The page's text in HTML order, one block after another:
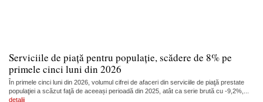
Serviciile de piață pentru populație, scădere de 8% pe
primele cinci luni din 2026
În primele cinci luni din 2026, volumul cifrei de afaceri din serviciile de piaţă prestate
populaţiei a scăzut faţă de aceeași perioadă din 2025, atât ca serie brută cu -9,2%,...
detalii